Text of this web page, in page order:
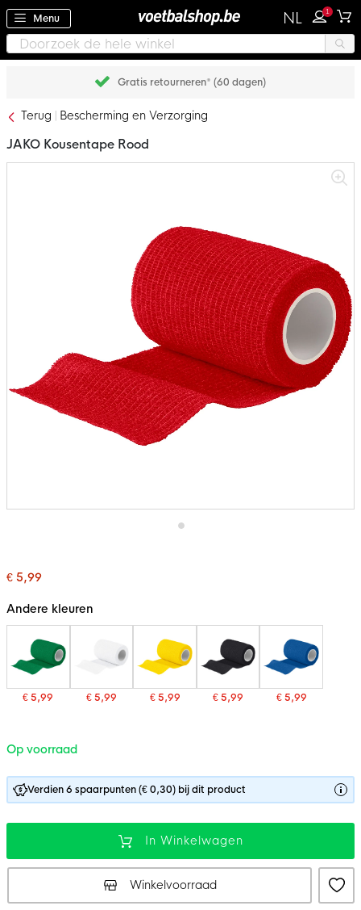
Menu NL 1
Gratis retourneren* (60 dagen)
Terug Bescherming en Verzorging
begin
de
JAKO Kousentape Rood
€ 5,99
Andere kleuren
€ 5,99 € 5,99 € 5,99 € 5,99 € 5,99
Op voorraad
Verdien 6 spaarpunten (€ 0,30) bij dit product
In Winkelwagen
Winkelvoorraad